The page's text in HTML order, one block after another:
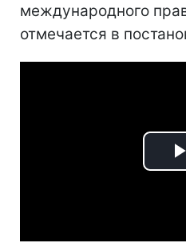
международного
отмечается в